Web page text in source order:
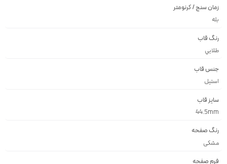
زمان سنج / کرنومتر
رنگ قاب
طلايي
جنس قاب
استيل
سایز قاب
44.5mm
رنگ صفحه
مشكى
فرم صفحه